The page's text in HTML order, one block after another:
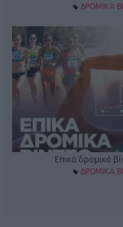
ΔΡΟΜΙΚΑ
Επικά δρομικά
ΔΡΟΜΙΚΑ